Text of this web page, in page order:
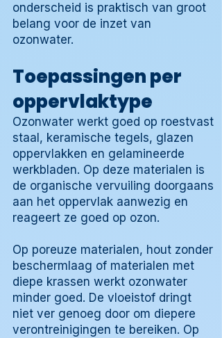
onderscheid is praktisch van groot
belang voor de inzet van
ozonwater.
Toepassingen per
oppervlaktype
Ozonwater werkt goed op roestvast
staal, keramische tegels, glazen
oppervlakken en gelamineerde
werkbladen. Op deze materialen is
de organische vervuiling doorgaans
aan het oppervlak aanwezig en
reageert ze goed op ozon.
Op poreuze materialen, hout zonder
beschermlaag of materialen met
diepe krassen werkt ozonwater
minder goed. De vloeistof dringt
niet ver genoeg door om diepere
verontreinigingen te bereiken. Op